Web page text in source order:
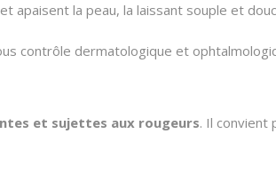
apaisent la peau, la laissant souple et
contrôle dermatologique et
et sujettes aux rougeurs. Il convient